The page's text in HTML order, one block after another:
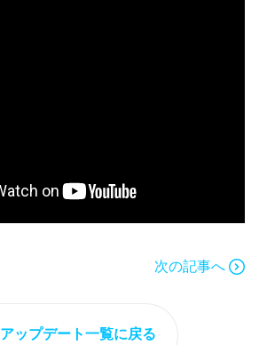
次の記事へ
アップデート一覧に戻る